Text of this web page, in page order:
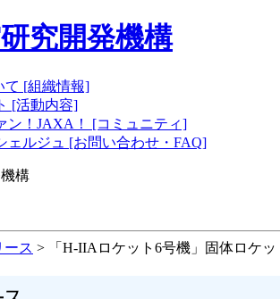
究開発機構
て [組織情報]
[活動内容]
ン！JAXA！ [コミュニティ]
ェルジュ [お問い合わせ・FAQ]
構
ース > 「H-IIAロケット6号機」固体ロケ